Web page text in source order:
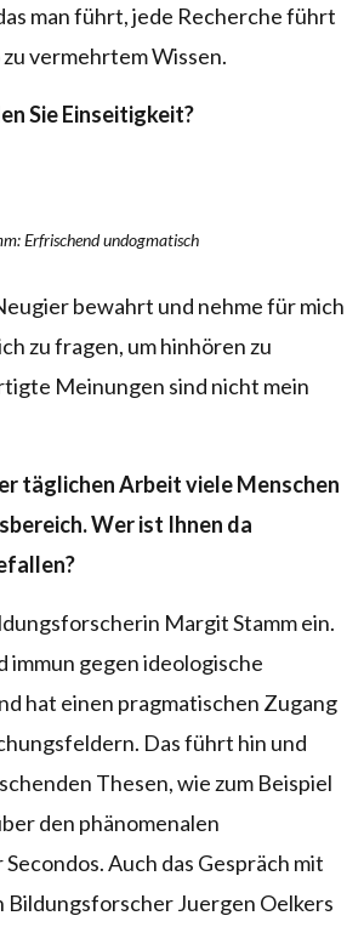
man führt, jede Recherche führt
zu vermehrtem Wissen.
Sie Einseitigkeit?
Erfrischend undogmatisch
bewahrt und nehme für mich
zu fragen, um hinhören zu
Meinungen sind nicht mein
täglichen Arbeit viele Menschen
Wer ist Ihnen da
Margit Stamm ein.
immun gegen ideologische
hat einen pragmatischen Zugang
Das führt hin und
Thesen, wie zum Beispiel
den phänomenalen
Auch das Gespräch mit
Juergen Oelkers